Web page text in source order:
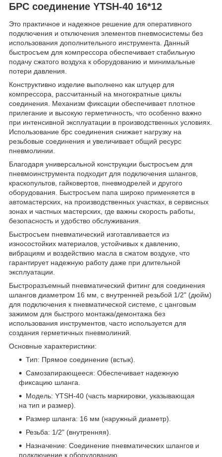
БРС соединение YTSH-40 16*12
Это практичное и надежное решение для оперативного
подключения и отключения элементов пневмосистемы без
использования дополнительного инструмента. Данный
быстросъем для компрессора обеспечивает стабильную
подачу сжатого воздуха к оборудованию и минимальные
потери давления.
Конструктивно изделие выполнено как штуцер для
компрессора, рассчитанный на многократные циклы
соединения. Механизм фиксации обеспечивает плотное
прилегание и высокую герметичность, что особенно важно
при интенсивной эксплуатации в производственных условиях.
Использование брс соединения снижает нагрузку на
резьбовые соединения и увеличивает общий ресурс
пневмолинии.
Благодаря универсальной конструкции быстросъем для
пневмоинструмента подходит для подключения шлангов,
краскопультов, гайковертов, пневмодрелей и другого
оборудования. Быстросъем папа широко применяется в
автомастерских, на производственных участках, в сервисных
зонах и частных мастерских, где важны скорость работы,
безопасность и удобство обслуживания.
Быстросъем пневматический изготавливается из
износостойких материалов, устойчивых к давлению,
вибрациям и воздействию масла в сжатом воздухе, что
гарантирует надежную работу даже при длительной
эксплуатации.
Быстроразъемный пневматический фитинг для соединения
шлангов диаметром 16 мм, с внутренней резьбой 1/2" (дюйм)
для подключения к пневматической системе, с цанговым
зажимом для быстрого монтажа/демонтажа без
использования инструментов, часто используется для
создания герметичных пневмолиний.
Основные характеристики:
Тип: Прямое соединение (встык).
Самозапирающееся: Обеспечивает надежную
фиксацию шланга.
Модель: YTSH-40 (часть маркировки, указывающая
на тип и размер).
Размер шланга: 16 мм (наружный диаметр).
Резьба: 1/2" (внутренняя).
Назначение: Соединение пневматических шлангов и
подключение к оборудованию.